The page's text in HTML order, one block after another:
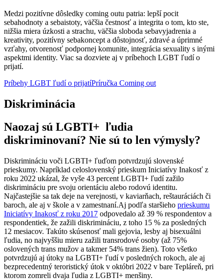
Medzi pozitívne dôsledky coming outu patria: lepší pocit
sebahodnoty a sebaistoty, väčšia čestnosť a integrita o tom, kto ste,
nižšia miera úzkosti a strachu, väčšia sloboda sebavyjadrenia a
kreativity, pozitívny sebakoncept a dôstojnosť, zdravé a úprimné
vzťahy, otvorenosť podpornej komunite, integrácia sexuality s inými
aspektmi identity. Viac sa dozviete aj v príbehoch LGBT ľudí o
prijatí.
Príbehy LGBT ľudí o prijatíPríručka Coming out
Diskriminácia
Naozaj sú LGBTI+ ľudia
diskriminovaní? Nie sú to len výmysly?
Diskrimináciu voči LGBTI+ ľuďom potvrdzujú slovenské
prieskumy. Napríklad celoslovenský prieskum Iniciatívy Inakosť z
roku 2022 ukázal, že vyše 43 percent LGBTI+ ľudí zažilo
diskrimináciu pre svoju orientáciu alebo rodovú identitu.
Najčastejšie sa tak deje na verejnosti, v kaviarňach, reštauráciách či
baroch, ale aj v škole a v zamestnaní.Aj podľa staršieho prieskumu
Iniciatívy Inakosť z roku 2017 odpovedalo až 39 % respondentov a
respondentiek, že zažili diskrimináciu, z toho 15 % za posledných
12 mesiacov. Takúto skúsenosť mali gejovia, lesby aj bisexuálni
ľudia, no najvyššiu mieru zažili transrodové osoby (až 75%
oslovených trans mužov a takmer 54% trans žien). Toto všetko
potvrdzujú aj útoky na LGBTI+ ľudí v posledných rokoch, ale aj
bezprecedentný teroristický útok v októbri 2022 v bare Tepláreň, pri
ktorom zomreli dvaja ľudia z LGBTI+ menšiny.